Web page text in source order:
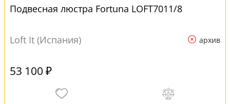
Подвесная люстра Fortuna LOFT7011/8
Loft It (Испания) архив
53 100 ₽